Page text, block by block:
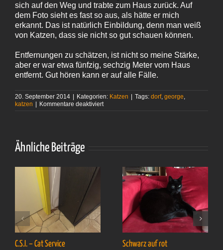
sich auf den Weg und trabte zum Haus zurück. Auf
dem Foto sieht es fast so aus, als hätte er mich
erkannt. Das ist natürlich Einbildung, denn man weiß
von Katzen, dass sie nicht so gut schauen können.
Entfernungen zu schätzen, ist nicht so meine Stärke,
aber er war etwa fünfzig, sechzig Meter vom Haus
entfernt. Gut hören kann er auf alle Fälle.
20. September 2014 | Kategorien: Katzen | Tags: dorf, george
katzen | Kommentare deaktiviertfür
Ähnliche Beiträge
C.S.I. – Cat Service
Schwarz auf rot